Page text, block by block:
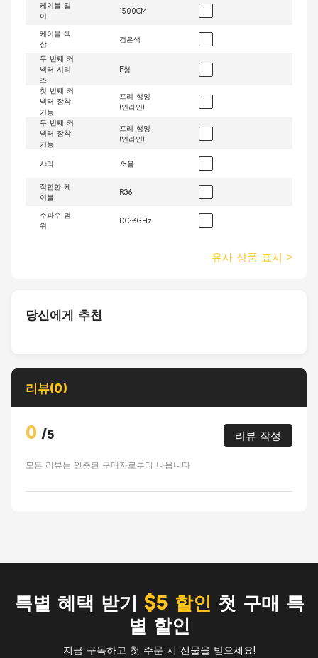
케이블 길
이
1500CM
케이블 색
상
검은색
두 번째 커
넥터 시리
즈
F형
첫 번째 커
넥터 장착
기능
프리 행잉
(인라인)
두 번째 커
넥터 장착
기능
프리 행잉
(인라인)
샤라 75옴
적합한 케
이블
RG6
주파수 범
위
DC~3GHz
유사 상품 표시 >
당신에게 추천
리뷰(0)
0 /5 리뷰 작성
모든 리뷰는 인증된 구매자로부터 나옵니다
특별 혜택 받기 $5 할인 첫 구매 특
별 할인
지금 구독하고 첫 주문 시 선물을 받으세요!